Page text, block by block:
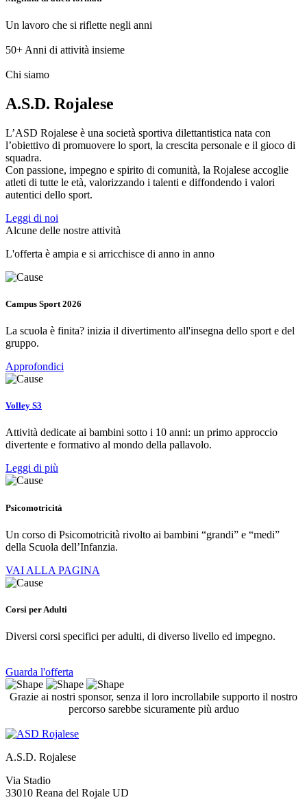
Un lavoro che si riflette negli anni
50+ Anni di attività insieme
Chi siamo
A.S.D. Rojalese
L’ASD Rojalese è una società sportiva dilettantistica nata con
l’obiettivo di promuovere lo sport, la crescita personale e il gioco di
squadra.
Con passione, impegno e spirito di comunità, la Rojalese accoglie
atleti di tutte le età, valorizzando i talenti e diffondendo i valori
autentici dello sport.
Leggi di noi
Alcune delle nostre attività
L'offerta è ampia e si arricchisce di anno in anno
Campus Sport 2026
La scuola è finita? inizia il divertimento all'insegna dello sport e del
gruppo.
Approfondici
Volley S3
Attività dedicate ai bambini sotto i 10 anni: un primo approccio
divertente e formativo al mondo della pallavolo.
Leggi di più
Psicomotricità
Un corso di Psicomotricità rivolto ai bambini “grandi” e “medi”
della Scuola dell’Infanzia.
VAI ALLA PAGINA
Corsi per Adulti
Diversi corsi specifici per adulti, di diverso livello ed impegno.
Guarda l'offerta
Grazie ai nostri sponsor, senza il loro incrollabile supporto il nostro
percorso sarebbe sicuramente più arduo
A.S.D. Rojalese
Via Stadio
33010 Reana del Rojale UD